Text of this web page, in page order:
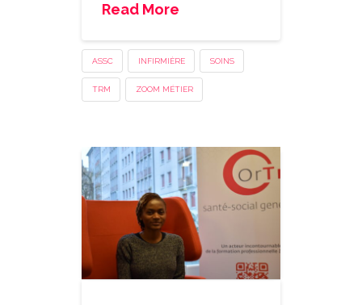
Read More
ASSC INFIRMIÈRE SOINS
TRM ZOOM MÉTIER